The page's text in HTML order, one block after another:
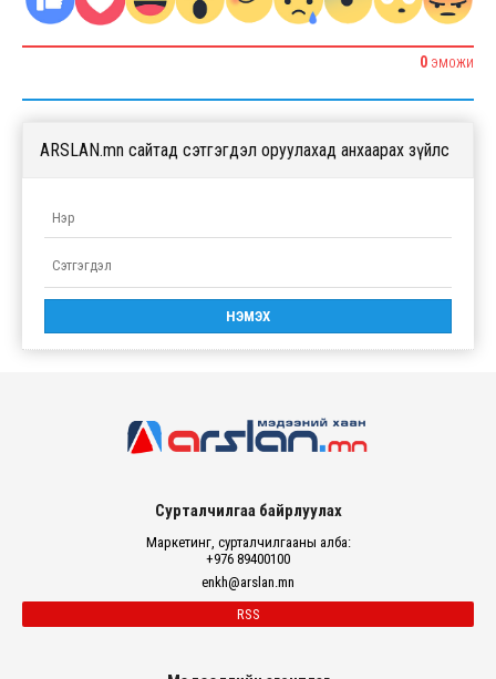
0 ЭМОЖИ
ARSLAN.mn сайтад сэтгэгдэл оруулахад анхаарах зүйлс
Сурталчилгаа байрлуулах
Маркетинг, сурталчилгааны алба:
+976 89400100
enkh@arslan.mn
RSS